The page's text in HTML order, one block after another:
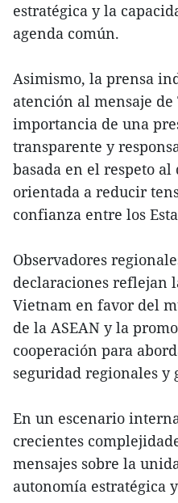
estratégica y la
agenda común.
Asimismo, la prensa
atención al mensaje de
importancia de una
transparente y
basada en el respeto
orientada a reducir
confianza entre los
Observadores
declaraciones reflejan
Vietnam en favor del
de la ASEAN y la
cooperación para
seguridad regionales y
En un escenario
crecientes
mensajes sobre la
autonomía estratégica